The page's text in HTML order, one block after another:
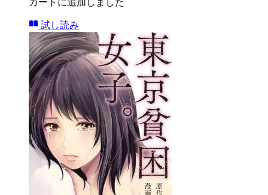
試し読み